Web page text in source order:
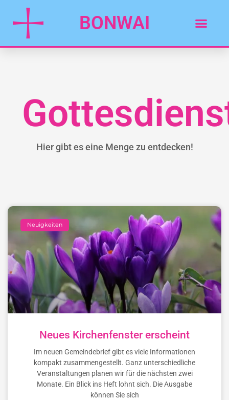
BONWAI
Hier gibt es eine Menge zu entdecken!
Neuigkeiten
Neues Kirchenfenster erscheint
Im neuen Gemeindebrief gibt es viele Informationen
kompakt zusammengestellt. Ganz unterschiedliche
Veranstaltungen planen wir für die nächsten zwei
Monate. Ein Blick ins Heft lohnt sich. Die Ausgabe
können Sie sich